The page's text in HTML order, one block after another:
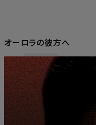
オーロラの彼方へ